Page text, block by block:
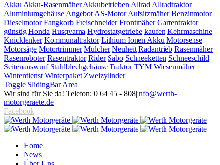
Akku Akku-Rasenmäher Akkubetrieben Allrad Allradtraktor
Aluminiumgehäuse Angebot AS-Motor Aufsitzmäher Benzinmotor
Dieselmotor Fangkorb Freischneider Frontmäher Gartentraktor
günstig Honda Husqvarna Hydrostatgetriebe kaufen Kehrmaschine
Knicklenker Kommunaltraktor Lithium Ionen Akku Motorsense
Motorsäge Motortrimmer Mulcher Neuheit Radantrieb Rasenmäher
Rasenroboter Rasentraktor Rider Sabo Schneeketten Schneeschild
Seitenauswurf Stahlblechgehäuse Traktor TYM Wiesenmäher
Winterdienst Winterpaket Zweizylinder
Toggle SlidingBar Area
Wir sind für Sie da! Telefon: 0 64 45 - 808|info@werth-
motorgeraete.de
Facebook
Home
News